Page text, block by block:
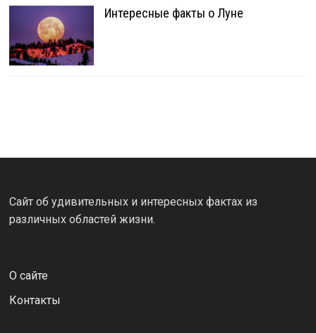
Интересные факты о Луне
Сайт об удивительных и интересных фактах из
различных областей жизни.
О сайте
Контакты